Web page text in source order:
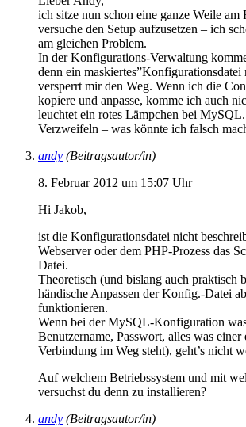
ich sitze nun schon eine ganze Weile am
versuche den Setup aufzusetzen – ich
am gleichen Problem.
In der Konfigurations-Verwaltung
denn ein maskiertes”Konfigurationsdatei
versperrt mir den Weg. Wenn ich die
kopiere und anpasse, komme ich auch
leuchtet ein rotes Lämpchen bei
Verzweifeln – was könnte ich falsch
andy (Beitragsautor/in)
8. Februar 2012 um 15:07 Uhr
Hi Jakob,
ist die Konfigurationsdatei nicht
Webserver oder dem PHP-Prozess das
Datei.
Theoretisch (und bislang auch praktisch
händische Anpassen der Konfig.-Datei
funktionieren.
Wenn bei der MySQL-Konfiguration
Benutzername, Passwort, alles was einer
Verbindung im Weg steht), geht’s nicht
Auf welchem Betriebssystem und mit
versuchst du denn zu installieren?
andy (Beitragsautor/in)